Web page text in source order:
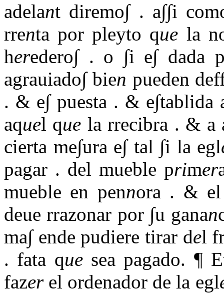
adelant diremo∫ . a∫∫i
rrenta por pleyto que la
heredero∫ . o ∫i e∫ dada
agrauiado∫ bien pueden
. & e∫ puesta . & e∫tablida
aquel que la rrecibra . & a
cierta me∫ura e∫ tal ∫i la egl
pagar . del mueble primer
mueble en pennora . & el
deue rrazonar por ∫u ganan
ma∫ ende pudiere tirar del
. fata quesea pagado. ¶
fazerel ordenador de la egl